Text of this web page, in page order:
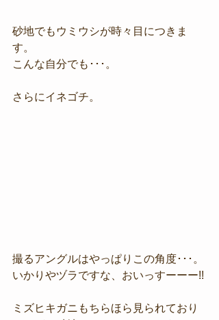
砂地でもウミウシが時々目につきま
す。
こんな自分でも･･･。
さらにイネゴチ。
撮るアングルはやっぱりこの角度･･･。
いかりやヅラですな、おいっすーーー!!
ミズヒキガニもちらほら見られており